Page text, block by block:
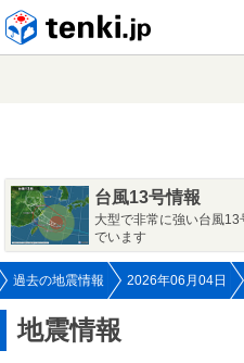
台風13号情報
大型で非常に強い台風
でいます
過去の地震情報 2026年06月04日
地震情報